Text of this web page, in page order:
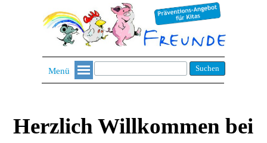
Menü Suchen
Herzlich Willkommen bei